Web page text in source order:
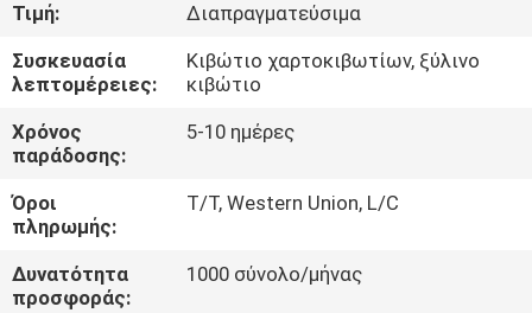
ΜΑΣ
ΕΛΆΤΕ
ΣΕ
ΕΠΑΦΉ
ΜΕ
ΕΙΔΉΣΕΙΣ
Τιμή:
Διαπραγματεύσιμα
Συσκευασία
λεπτομέρειες:
Κιβώτιο χαρτοκιβωτίων, ξύλινο
κιβώτιο
Χρόνος
παράδοσης:
5-10 ημέρες
Όροι
πληρωμής:
T/T, Western Union, L/C
Δυνατότητα
προσφοράς:
1000 σύνολο/μήνας